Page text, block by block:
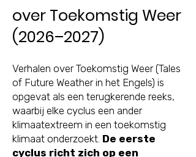
over Toekomstig Weer
(2026–2027)
Verhalen over Toekomstig Weer (Tales
of Future Weather in het Engels) is
opgevat als een terugkerende reeks,
waarbij elke cyclus een ander
klimaatextreem in een toekomstig
klimaat onderzoekt. De eerste
cyclus richt zich op een